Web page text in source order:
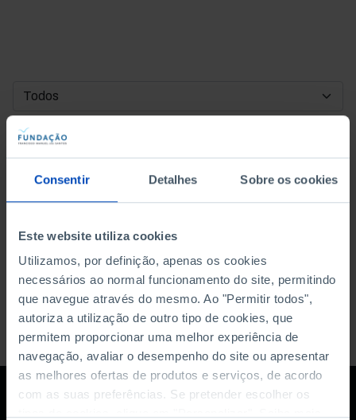
Consentir Detalhes Sobre os cookies
Este website utiliza cookies
Utilizamos, por definição, apenas os cookies
necessários ao normal funcionamento do site, permitindo
que navegue através do mesmo. Ao "Permitir todos",
autoriza a utilização de outro tipo de cookies, que
permitem proporcionar uma melhor experiência de
navegação, avaliar o desempenho do site ou apresentar
as melhores ofertas de produtos e serviços, de acordo
com as suas preferências. Se pretender escolher os
DATA DE INÍCIO
DATA DE FIM